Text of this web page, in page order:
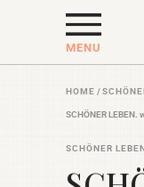
MENU
HOME /
SCHÖNER
SCHÖNER